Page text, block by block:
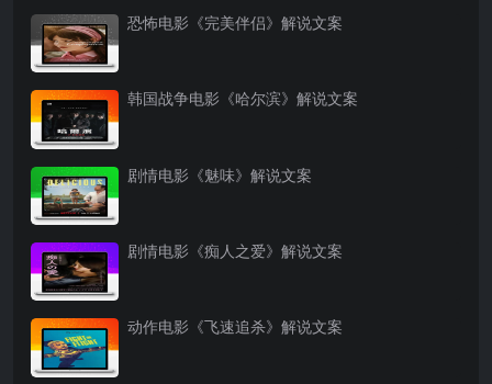
恐怖电影《完美伴侣》解说文案
韩国战争电影《哈尔滨》解说文案
剧情电影《魅味》解说文案
剧情电影《痴人之爱》解说文案
动作电影《飞速追杀》解说文案